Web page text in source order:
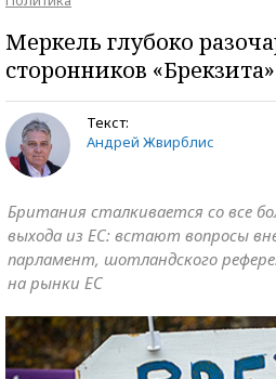
Меркель глубоко
сторонников «Брекзита»
Текст:
Андрей Жвирблис
Британия сталкивается со все
выхода из ЕС: встают вопросы
парламент, шотландского
на рынки ЕС